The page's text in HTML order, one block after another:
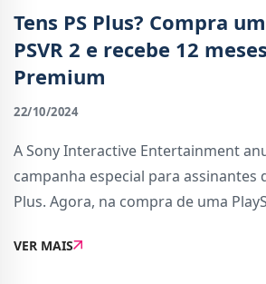
Tens PS Plus? Compra
PSVR 2 e recebe 12
Premium
22/10/2024
A Sony Interactive Entertainment
campanha especial para assinantes
Plus. Agora, na compra de uma
Direct, receberás uma assinatura
VER MAIS